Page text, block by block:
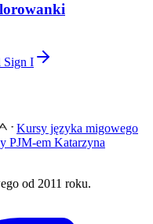
Sign I
Kursy języka migowego
PJM-em Katarzyna
od 2011 roku.